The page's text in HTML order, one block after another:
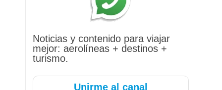
Noticias y contenido para viajar
mejor: aerolíneas + destinos +
turismo.
Unirme al canal